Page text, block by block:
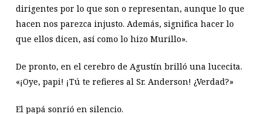
dirigentes por lo que son o representan, aunque lo que
hacen nos parezca injusto. Además, significa hacer lo
que ellos dicen, así como lo hizo Murillo».
De pronto, en el cerebro de Agustín brilló una lucecita.
«¡Oye, papi! ¡Tú te refieres al Sr. Anderson! ¿Verdad?»
El papá sonrió en silencio.